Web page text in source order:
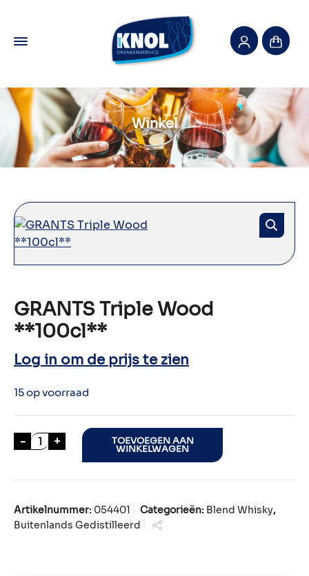
Winkel
GRANTS Triple Wood
**100cl**
Log in om de prijs te zien
15 op voorraad
- GRANTS Triple Wood **100cl** aantal
+ TOEVOEGEN AAN
WINKELWAGEN
Artikelnummer: 054401 Categorieën: Blend Whisky,
Buitenlands Gedistilleerd